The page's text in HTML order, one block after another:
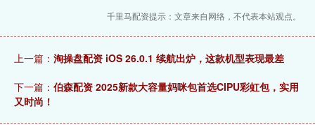
千里马配资提示：文章来自网络，不代表本站观点。
上一篇： 淘操盘配资 iOS 26.0.1 续航出炉，这款机型表现最差
下一篇： 伯森配资 2025新款大容量妈咪包首选CIPU彩虹包，实用
又时尚！